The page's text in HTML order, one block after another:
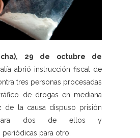
29 de octubre de
abrió instrucción fiscal de
tres personas procesadas
de drogas en mediana
de la causa dispuso prisión
para dos de ellos y
periódicas para otro.